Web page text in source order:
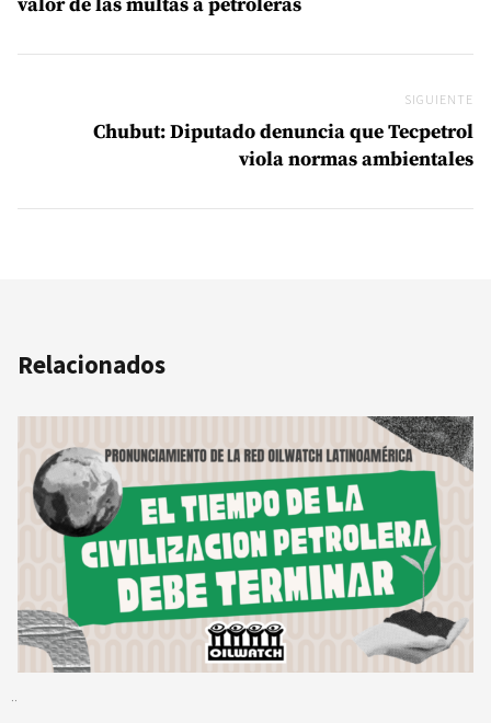
SIGUIENTE
Chubut: Diputado denuncia que Tecpetrol
viola normas ambientales
Relacionados